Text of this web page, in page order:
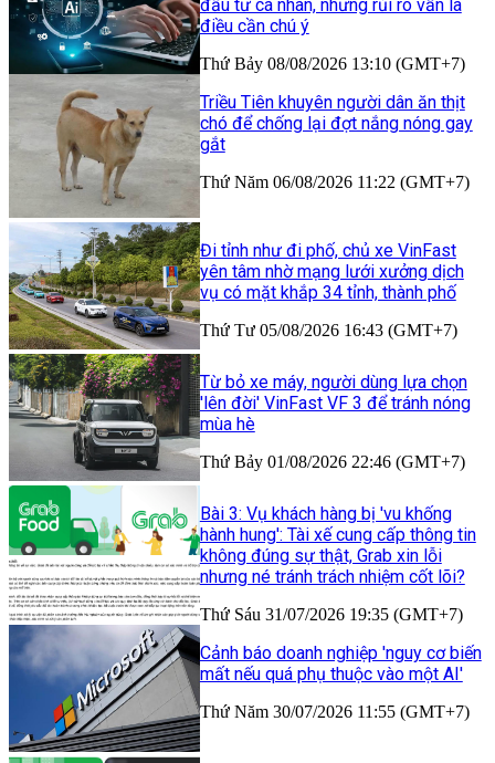
đầu tư cá nhân, nhưng rủi ro vẫn là
điều cần chú ý
Thứ Bảy 08/08/2026 13:10 (GMT+7)
Triều Tiên khuyên người dân ăn thịt
chó để chống lại đợt nắng nóng gay
gắt
Thứ Năm 06/08/2026 11:22 (GMT+7)
Đi tỉnh như đi phố, chủ xe VinFast
yên tâm nhờ mạng lưới xưởng dịch
vụ có mặt khắp 34 tỉnh, thành phố
Thứ Tư 05/08/2026 16:43 (GMT+7)
Từ bỏ xe máy, người dùng lựa chọn
'lên đời' VinFast VF 3 để tránh nóng
mùa hè
Thứ Bảy 01/08/2026 22:46 (GMT+7)
Bài 3: Vụ khách hàng bị 'vu khống
hành hung': Tài xế cung cấp thông tin
không đúng sự thật, Grab xin lỗi
nhưng né tránh trách nhiệm cốt lõi?
Thứ Sáu 31/07/2026 19:35 (GMT+7)
Cảnh báo doanh nghiệp 'nguy cơ biến
mất nếu quá phụ thuộc vào một AI'
Thứ Năm 30/07/2026 11:55 (GMT+7)